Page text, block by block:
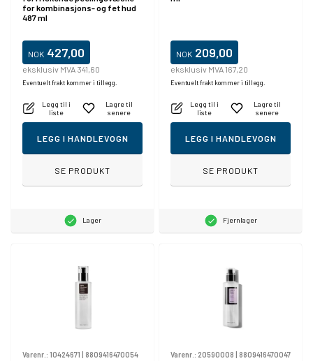
for kombinasjons- og fet hud
487 ml
NOK 427,00
eksklusiv MVA 341,60
Eventuelt frakt kommer i tillegg.
Legg til i
liste
Lagre til
senere
LEGG I HANDLEVOGN
SE PRODUKT
Lager
NOK 209,00
eksklusiv MVA 167,20
Eventuelt frakt kommer i tillegg.
Legg til i
liste
Lagre til
senere
LEGG I HANDLEVOGN
SE PRODUKT
Fjernlager
Varenr.: 10424671 8809416470054 Varenr.: 20590008 8809416470047